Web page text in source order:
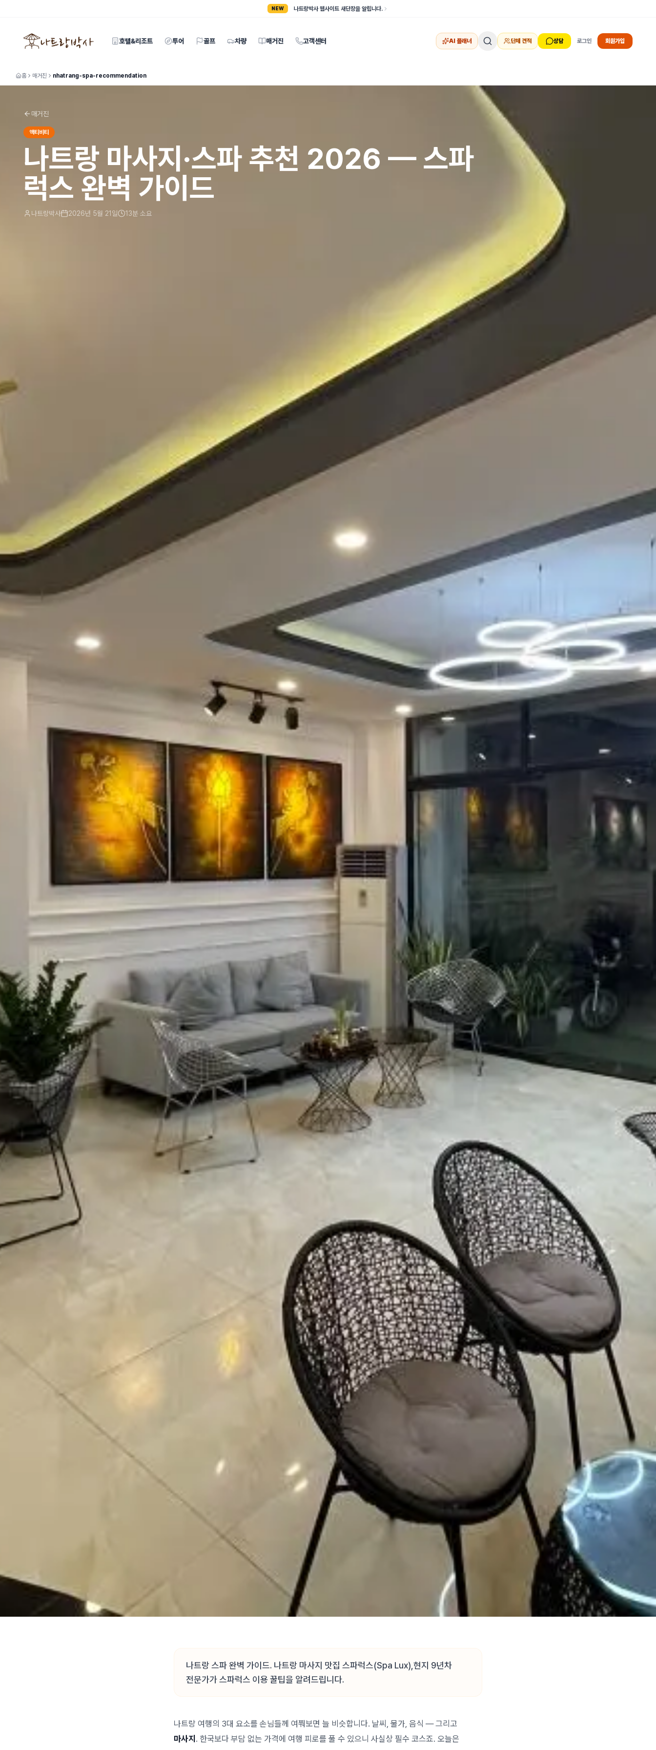
NEW 나트랑박사 웹사이트 새단장을 알립니다.
호텔&리조트 투어 골프 차량 매거진 고객센터 AI 플래너 단체 견적 상담 로그인 회원가입
홈 매거진 nhatrang-spa-recommendation
매거진
액티비티
나트랑 마사지·스파 추천 2026 — 스파
럭스 완벽 가이드
나트랑박사 2026년 5월 21일 13분 소요
나트랑 스파 완벽 가이드. 나트랑 마사지 맛집 스파럭스(Spa Lux),현지 9년차
전문가가 스파럭스 이용 꿀팁을 알려드립니다.
나트랑 여행의 3대 요소를 손님들께 여쭤보면 늘 비슷합니다. 날씨, 물가, 음식 — 그리고
마사지 . 한국보다 부담 없는 가격에 여행 피로를 풀 수 있으니 사실상 필수 코스죠. 오늘은